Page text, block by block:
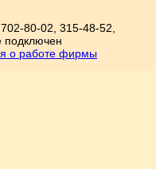
80-02, 315-48-52,
о работе фирмы